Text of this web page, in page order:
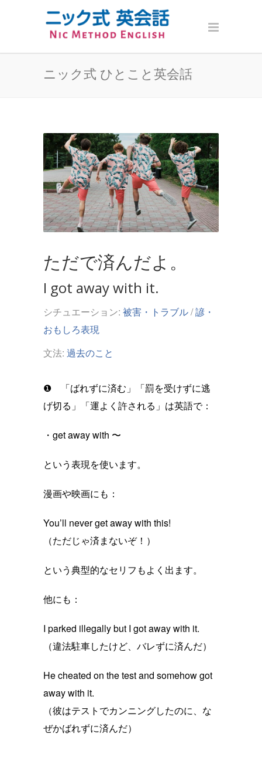
ニック式 ひとこと英会話
ただで済んだよ。
I got away with it.
シチュエーション: 被害・トラブル/諺・
おもしろ表現
文法: 過去のこと
❶ 「ばれずに済む」「罰を受けずに逃
げ切る」「運よく許される」は英語で：
・get away with 〜
という表現を使います。
漫画や映画にも：
You’ll never get away with this!
（ただじゃ済まないぞ！）
という典型的なセリフもよく出ます。
他にも：
I parked illegally but I got away with it.
（違法駐車したけど、バレずに済んだ）
He cheated on the test and somehow got
away with it.
（彼はテストでカンニングしたのに、な
ぜかばれずに済んだ）